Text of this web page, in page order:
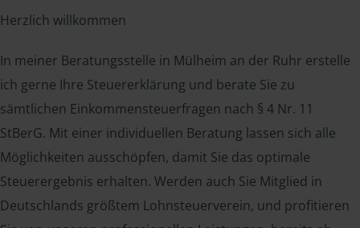
Herzlich willkommen
In meiner Beratungsstelle in Mülheim an der Ruhr erstelle
ich gerne Ihre Steuererklärung und berate Sie zu
sämtlichen Einkommensteuerfragen nach § 4 Nr. 11
StBerG. Mit einer individuellen Beratung lassen sich alle
Möglichkeiten ausschöpfen, damit Sie das optimale
Steuerergebnis erhalten. Werden auch Sie Mitglied in
Deutschlands größtem Lohnsteuerverein, und profitieren